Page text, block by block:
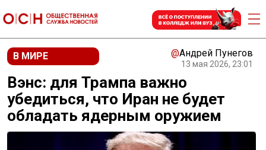
В МИРЕ @Андрей Пунегов
13 мая 2026, 23:01
Вэнс: для Трампа важно
убедиться, что Иран не будет
обладать ядерным оружием